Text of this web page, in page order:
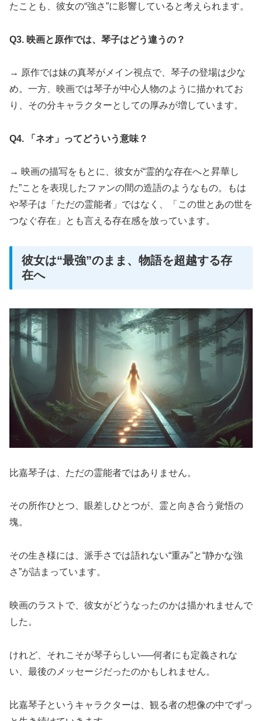
たことも、彼女の“強さ”に影響していると考えられます。
Q3. 映画と原作では、琴子はどう違うの？
→ 原作では妹の真琴がメイン視点で、琴子の登場は少な
め。一方、映画では琴子が中心人物のように描かれてお
り、その分キャラクターとしての厚みが増しています。
Q4. 「ネオ」ってどういう意味？
→ 映画の描写をもとに、彼女が“霊的な存在へと昇華し
た”ことを表現したファンの間の造語のようなもの。もは
や琴子は「ただの霊能者」ではなく、「この世とあの世を
つなぐ存在」とも言える存在感を放っています。
彼女は“最強”のまま、物語を超越する存
在へ
比嘉琴子は、ただの霊能者ではありません。
その所作ひとつ、眼差しひとつが、霊と向き合う覚悟の
塊。
その生き様には、派手さでは語れない“重み”と“静かな強
さ”が詰まっています。
映画のラストで、彼女がどうなったのかは描かれませんで
した。
けれど、それこそが琴子らしい──何者にも定義されな
い、最後のメッセージだったのかもしれません。
比嘉琴子というキャラクターは、観る者の想像の中でずっ